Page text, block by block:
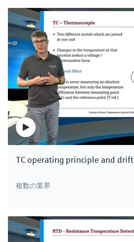
TC operating principle and drift
複数の業界